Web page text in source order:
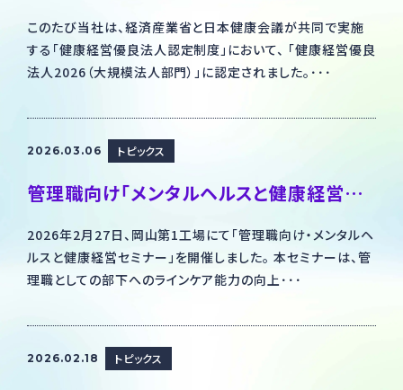
このたび当社は、経済産業省と日本健康会議が共同で実施
する「健康経営優良法人認定制度」において、 「健康経営優良
法人2026（大規模法人部門）」に認定されました。･･･
2026.03.06 トピックス
管理職向け「メンタルヘルスと健康経営セミナー」を開催しました
2026年2月27日、岡山第1工場にて「管理職向け・メンタルヘ
ルスと健康経営セミナー」を開催しました。 本セミナーは、管
理職としての部下へのラインケア能力の向上･･･
2026.02.18 トピックス